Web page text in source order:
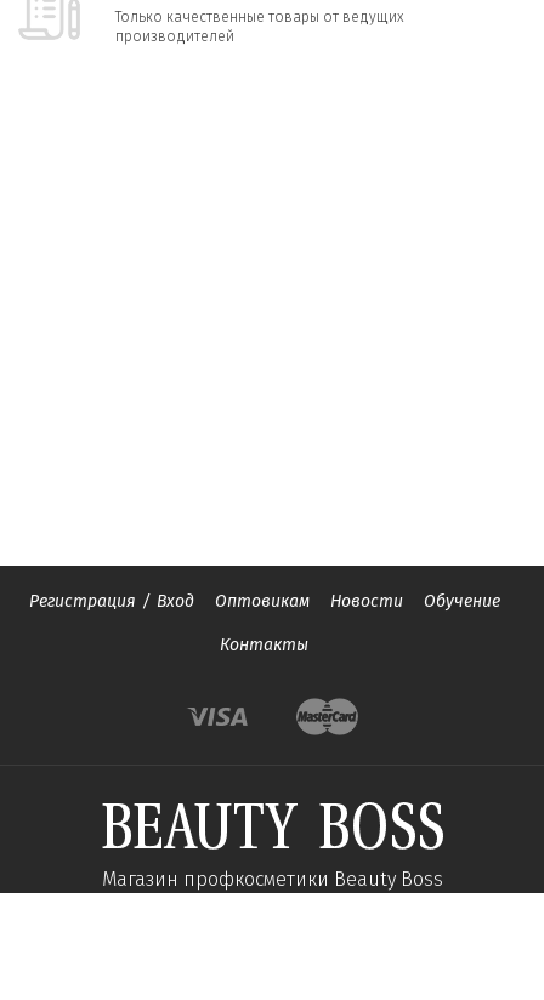
Только качественные товары от ведущих
производителей
Регистрация / Вход Оптовикам Новости Обучение
Контакты
Магазин профкосметики Beauty Boss